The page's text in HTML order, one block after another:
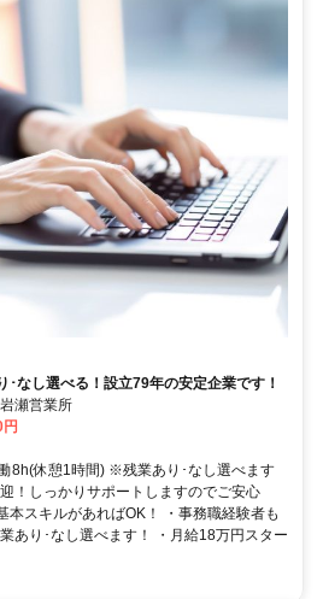
･なし選べる！設立79年の安定企業です！
瀬営業所
8h(休憩1時間) ※残業あり･なし選べます
！しっかりサポートしますのでご安心
本スキルがあればOK！ ・事務職経験者も
あり･なし選べます！ ・月給18万円スター